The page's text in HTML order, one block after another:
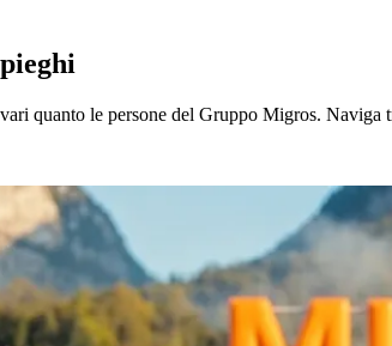
quanto le persone del Gruppo Migros.